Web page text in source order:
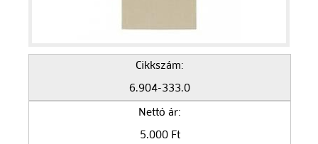
Cikkszám:
6.904-333.0
Nettó ár:
5.000 Ft